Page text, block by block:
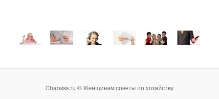
Chaosss.ru © Женщинам советы по хозяйству